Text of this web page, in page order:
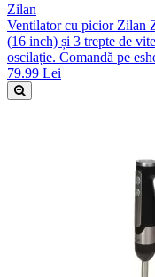
Zilan
Ventilator cu picior Zilan
(16 inch) și 3 trepte de
oscilație. Comandă pe
79.99 Lei